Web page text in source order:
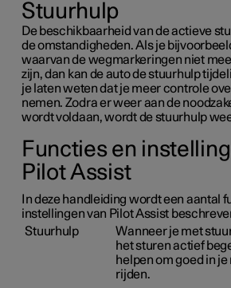
Stuurhulp
De beschikbaarheid van de actieve
de omstandigheden. Als je
waarvan de wegmarkeringen niet
zijn, dan kan de auto de stuurhulp
je laten weten dat je meer controle
nemen. Zodra er weer aan de
wordt voldaan, wordt de stuurhulp
Functies en
Pilot Assist
In deze handleiding wordt een aantal
instellingen van Pilot Assist
Stuurhulp
Wanneer je met
het sturen actief
helpen om goed in
rijden.